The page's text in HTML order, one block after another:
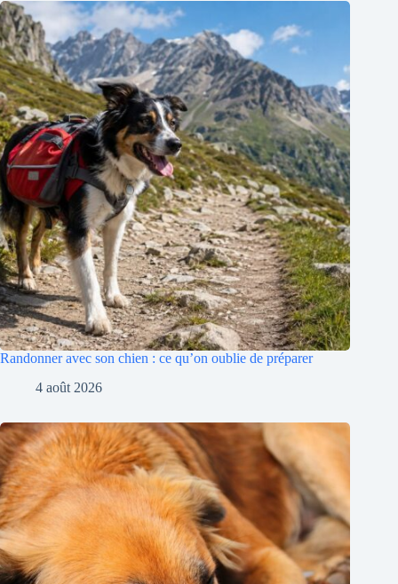
Randonner avec son chien : ce qu’on oublie de préparer
4 août 2026